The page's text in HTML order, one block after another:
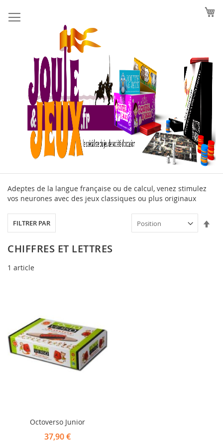
au
contenu
Adeptes de la langue française ou de calcul, venez stimulez
vos neurones avec des jeux classiques ou plus originaux
CHIFFRES ET LETTRES
1 article
Octoverso Junior
37,90 €
FILTRER PAR